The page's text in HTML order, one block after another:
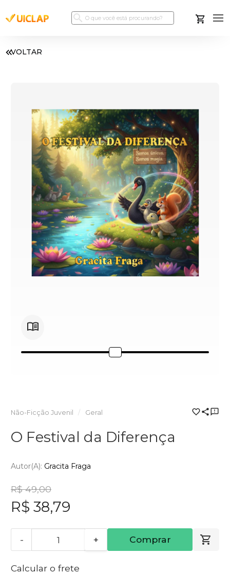
VOLTAR
Não-Ficção Juvenil Geral
O Festival da Diferença
Autor(a): Gracita Fraga
R$ 49,00
R$ 38,79
- + Comprar
Calcular o frete